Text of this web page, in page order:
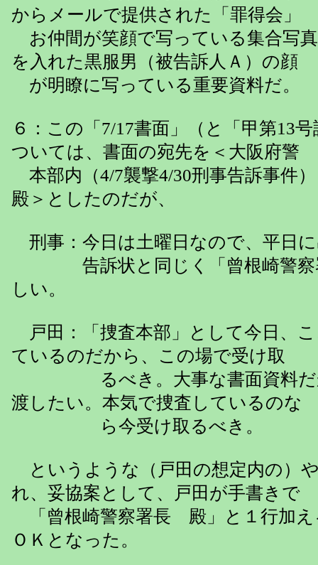
からメールで提供された「罪得会」
お仲間が笑顔で写っている集合写
を入れた黒服男（被告訴人Ａ）の顔
が明瞭に写っている重要資料だ。
６：この「7/17書面」（と「甲第13
ついては、書面の宛先を＜大阪府警
本部内（4/7襲撃4/30刑事告訴事件
殿＞としたのだが、
刑事：今日は土曜日なので、平日
告訴状と同じく「曾根崎警察
しい。
戸田：「捜査本部」として今日、
ているのだから、この場で受け取
るべき。大事な書面資料だか
渡したい。本気で捜査しているのな
ら今受け取るべき。
というような（戸田の想定内の）
れ、妥協案として、戸田が手書きで
「曾根崎警察署長 殿」と１行加え
ＯＫとなった。